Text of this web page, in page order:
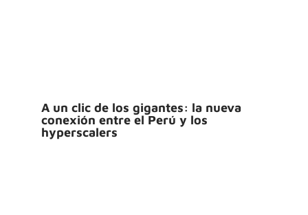
A un clic de los gigantes: la nueva
conexión entre el Perú y los
hyperscalers